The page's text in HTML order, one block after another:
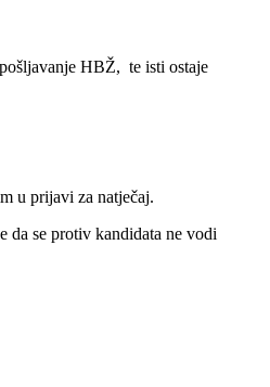
HBŽ, te isti ostaje
u prijavi za natječaj.
da se protiv kandidata ne vodi